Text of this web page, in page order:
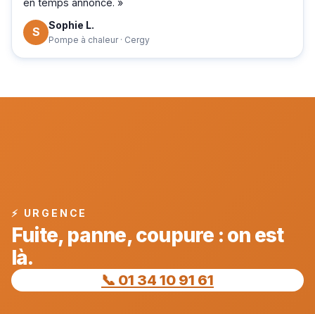
S Sophie L.
Pompe à chaleur · Cergy
⚡ URGENCE
Fuite, panne, coupure : on est
là.
📞 01 34 10 91 61